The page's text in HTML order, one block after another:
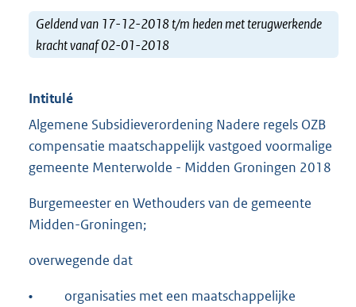
Geldend van 17-12-2018 t/m heden met terugwerkende
kracht vanaf 02-01-2018
Intitulé
Algemene Subsidieverordening Nadere regels OZB
compensatie maatschappelijk vastgoed voormalige
gemeente Menterwolde - Midden Groningen 2018
Burgemeester en Wethouders van de gemeente
Midden-Groningen;
overwegende dat
•
organisaties met een maatschappelijke